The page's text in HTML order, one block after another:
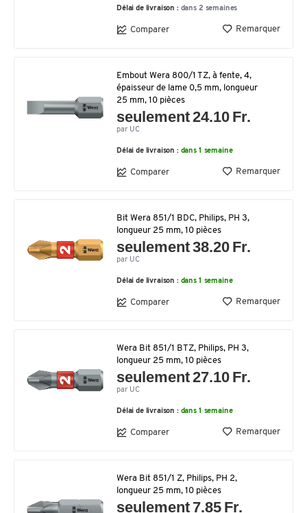
Délai de livraison : dans 2 semaines
Comparer Remarquer
Embout Wera 800/1 TZ, à fente, 4,
épaisseur de lame 0,5 mm, longueur
25 mm, 10 pièces
seulement 24.10 Fr.
par UC
Délai de livraison : dans 1 semaine
Comparer Remarquer
Bit Wera 851/1 BDC, Philips, PH 3,
longueur 25 mm, 10 pièces
seulement 38.20 Fr.
par UC
Délai de livraison : dans 1 semaine
Comparer Remarquer
Wera Bit 851/1 BTZ, Philips, PH 3,
longueur 25 mm, 10 pièces
seulement 27.10 Fr.
par UC
Délai de livraison : dans 1 semaine
Comparer Remarquer
Wera Bit 851/1 Z, Philips, PH 2,
longueur 25 mm, 10 pièces
seulement 7.85 Fr.